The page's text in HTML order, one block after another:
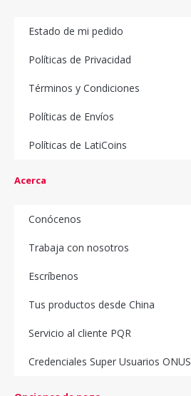
Estado de mi pedido
Políticas de Privacidad
Términos y Condiciones
Políticas de Envíos
Políticas de LatiCoins
Acerca
Conócenos
Trabaja con nosotros
Escríbenos
Tus productos desde China
Servicio al cliente PQR
Credenciales Super Usuarios ONUS